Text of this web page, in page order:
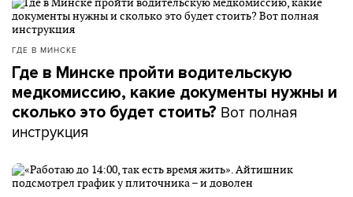
ГДЕ В МИНСКЕ
Где в Минске пройти водительскую
медкомиссию, какие документы нужны и
сколько это будет стоить? Вот полная
инструкция